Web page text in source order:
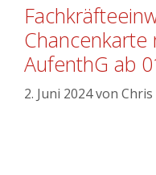
Chancenkarte
AufenthG ab
2. Juni 2024von Chris